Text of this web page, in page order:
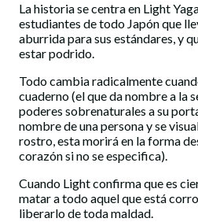
La historia se centra en Light
estudiantes de todo Japón que
aburrida para sus estándares, y
estar podrido.
Todo cambia radicalmente
cuaderno (el que da nombre a la
poderes sobrenaturales a su
nombre de una persona y se
rostro, esta morirá en la forma
corazón si no se especifica).
Cuando Light confirma que es
matar a todo aquel que está
liberarlo de toda maldad.